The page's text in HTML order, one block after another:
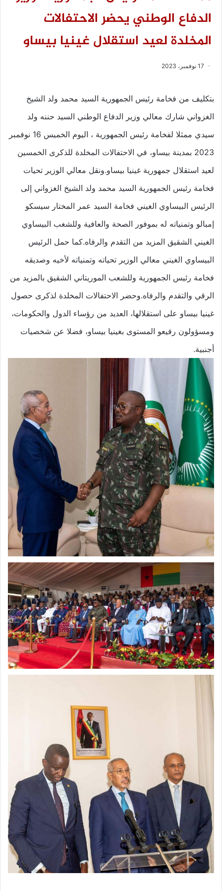
الدفاع الوطني يحضر الاحتفالات
المخلدة لعيد استقلال غينيا بيساو
17 نوفمبر، 2023
بتكليف من فخامة رئيس الجمهورية السيد محمد ولد الشيخ
الغزواني شارك معالي وزير الدفاع الوطني السيد حننه ولد
سيدي ممثلا لفخامة رئيس الجمهورية ، اليوم الخميس 16 نوفمبر
2023 بمدينة بيساو، في الاحتفالات المخلدة للذكرى الخمسين
لعيد استقلال جمهورية غينيا بيساو.ونقل معالي الوزير تحيات
فخامة رئيس الجمهورية السيد محمد ولد الشيخ الغزواني إلى
الرئيس البيساوي الغيني فخامة السيد عمر المختار سيسكو
إمبالو وتمنياته له بموفور الصحة والعافية وللشغب البيساوي
الغيني الشقيق المزيد من التقدم والرفاه.كما حمل الرئيس
البيساوي الغيني معالي الوزير تحياته وتمنياته لأخيه وصديقه
فخامة رئيس الجمهورية وللشعب الموريتاني الشقيق بالمزيد من
الرقي والتقدم والرفاه.وحضر الاحتفالات المخلدة لذكرى حصول
غينيا بيساو على استقلالها، العديد من رؤساء الدول والحكومات،
ومسؤولون رفيعو المستوى بغينيا بيساو، فضلا عن شخصيات
أجنبية.